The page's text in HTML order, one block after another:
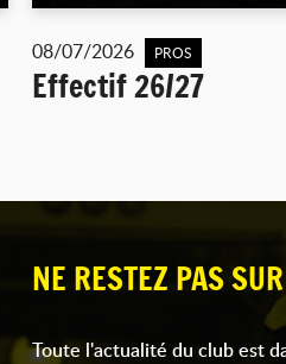
08/07/2026 PROS
Effectif 26/27
NE RESTEZ PAS
Toute l'actualité du club est